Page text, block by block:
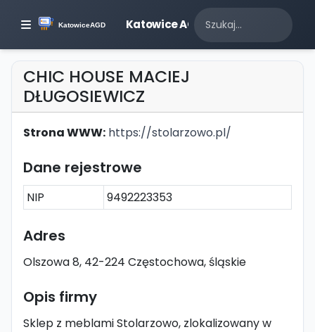
Katowice AGD
CHIC HOUSE MACIEJ
DŁUGOSIEWICZ
Strona WWW: https://stolarzowo.pl/
Dane rejestrowe
NIP 9492223353
Adres
Olszowa 8, 42-224 Częstochowa, śląskie
Opis firmy
Sklep z meblami Stolarzowo, zlokalizowany w